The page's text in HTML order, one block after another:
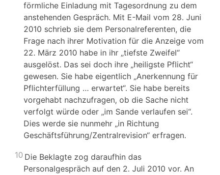
förmliche Einladung mit Tagesordnung zu dem
anstehenden Gespräch. Mit E-Mail vom 28. Juni
2010 schrieb sie dem Personalreferenten, die
Frage nach ihrer Motivation für die Anzeige vom
22. März 2010 habe in ihr „tiefste Zweifel“
ausgelöst. Das sei doch ihre „heiligste Pflicht“
gewesen. Sie habe eigentlich „Anerkennung für
Pflichterfüllung … erwartet“. Sie habe bereits
vorgehabt nachzufragen, ob die Sache nicht
verfolgt würde oder „im Sande verlaufen sei“.
Dies werde sie nunmehr „in Richtung
Geschäftsführung/Zentralrevision“ erfragen.
10 Die Beklagte zog daraufhin das
Personalgespräch auf den 2. Juli 2010 vor. An